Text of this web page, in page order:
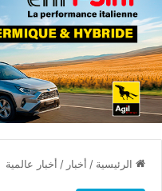
الرئيسية / أخبار / أخبار عالمية